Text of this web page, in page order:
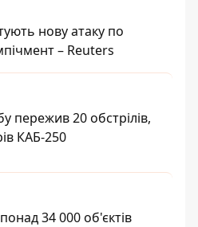
нову атаку по
– Reuters
пережив 20 обстрілів,
КАБ-250
34 000 об'єктів